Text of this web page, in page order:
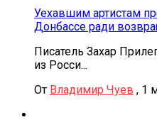
Уехавшим артистам
Донбассе ради
Писатель Захар
из Росси...
От Владимир Чуев , 1